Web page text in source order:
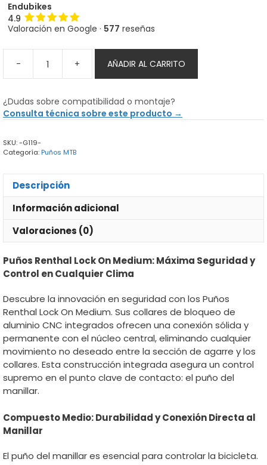
Endubikes
4.9
Valoración en Google · 577 reseñas
-
Puños
Renthal
On
Medium
+ AÑADIR AL CARRITO
¿Dudas sobre compatibilidad o montaje?
Consulta técnica sobre este producto →
SKU:-G119-
Categoría:Puños MTB
Descripción
Información adicional
Valoraciones (0)
Puños Renthal Lock On Medium: Máxima Seguridad y
Control en Cualquier Clima
Descubre la innovación en seguridad con los Puños
Renthal Lock On Medium. Sus collares de bloqueo de
aluminio CNC integrados ofrecen una conexión sólida y
permanente con el núcleo central, eliminando cualquier
movimiento no deseado entre la sección de agarre y los
collares. Esta construcción integrada asegura un control
supremo en el punto clave de contacto: el puño del
manillar.
Compuesto Medio: Durabilidad y Conexión Directa al
Manillar
El puño del manillar es esencial para controlar la bicicleta.